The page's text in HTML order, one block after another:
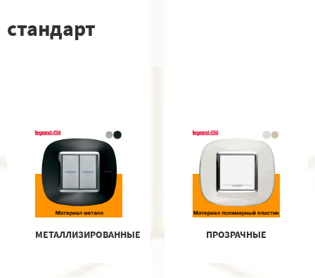
стандарт
МЕТАЛЛИЗИРОВАННЫЕ ПРОЗРАЧНЫЕ